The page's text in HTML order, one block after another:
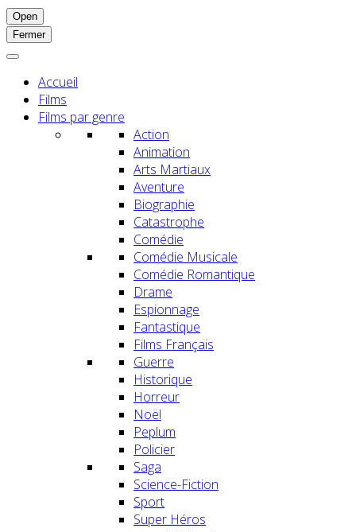
Open
Fermer
Accueil
Films
Films par genre
Action
Animation
Arts Martiaux
Aventure
Biographie
Catastrophe
Comédie
Comédie Musicale
Comédie Romantique
Drame
Espionnage
Fantastique
Films Français
Guerre
Historique
Horreur
Noël
Peplum
Policier
Saga
Science-Fiction
Sport
Super Héros